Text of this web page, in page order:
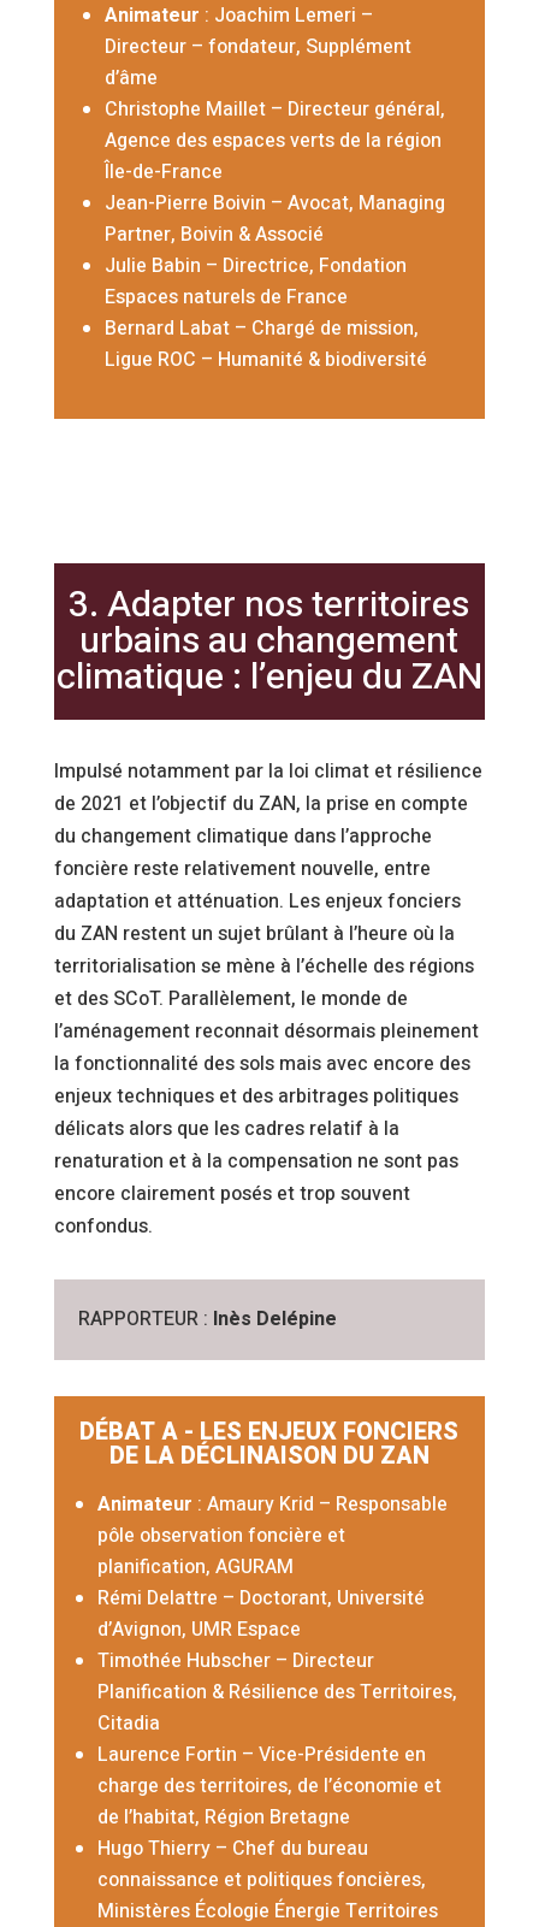
Animateur : Joachim Lemeri –
Directeur – fondateur, Supplément
d’âme
Christophe Maillet – Directeur général,
Agence des espaces verts de la région
Île-de-France
Jean-Pierre Boivin – Avocat, Managing
Partner, Boivin & Associé
Julie Babin – Directrice, Fondation
Espaces naturels de France
Bernard Labat – Chargé de mission,
Ligue ROC – Humanité & biodiversité
3. Adapter nos territoires
urbains au changement
climatique : l’enjeu du ZAN
Impulsé notamment par la loi climat et résilience
de 2021 et l’objectif du ZAN, la prise en compte
du changement climatique dans l’approche
foncière reste relativement nouvelle, entre
adaptation et atténuation. Les enjeux fonciers
du ZAN restent un sujet brûlant à l’heure où la
territorialisation se mène à l’échelle des régions
et des SCoT. Parallèlement, le monde de
l’aménagement reconnait désormais pleinement
la fonctionnalité des sols mais avec encore des
enjeux techniques et des arbitrages politiques
délicats alors que les cadres relatif à la
renaturation et à la compensation ne sont pas
encore clairement posés et trop souvent
confondus.
RAPPORTEUR : Inès Delépine
DÉBAT A - LES ENJEUX FONCIERS
DE LA DÉCLINAISON DU ZAN
Animateur : Amaury Krid – Responsable
pôle observation foncière et
planification, AGURAM
Rémi Delattre – Doctorant, Université
d’Avignon, UMR Espace
Timothée Hubscher – Directeur
Planification & Résilience des Territoires,
Citadia
Laurence Fortin – Vice-Présidente en
charge des territoires, de l’économie et
de l’habitat, Région Bretagne
Hugo Thierry – Chef du bureau
connaissance et politiques foncières,
Ministères Écologie Énergie Territoires